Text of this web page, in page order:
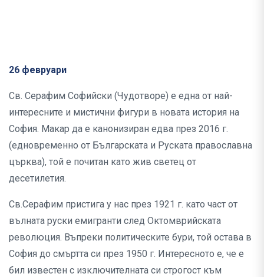
26 февруари
Св. Серафим Софийски (Чудотворе) е една от най-
интересните и мистични фигури в новата история на
София. Макар да е канонизиран едва през 2016 г.
(едновременно от Българската и Руската православна
църква), той е почитан като жив светец от
десетилетия.
Св.Серафим пристига у нас през 1921 г. като част от
вълната руски емигранти след Октомврийската
революция. Въпреки политическите бури, той остава в
София до смъртта си през 1950 г. Интересното е, че е
бил известен с изключителната си строгост към